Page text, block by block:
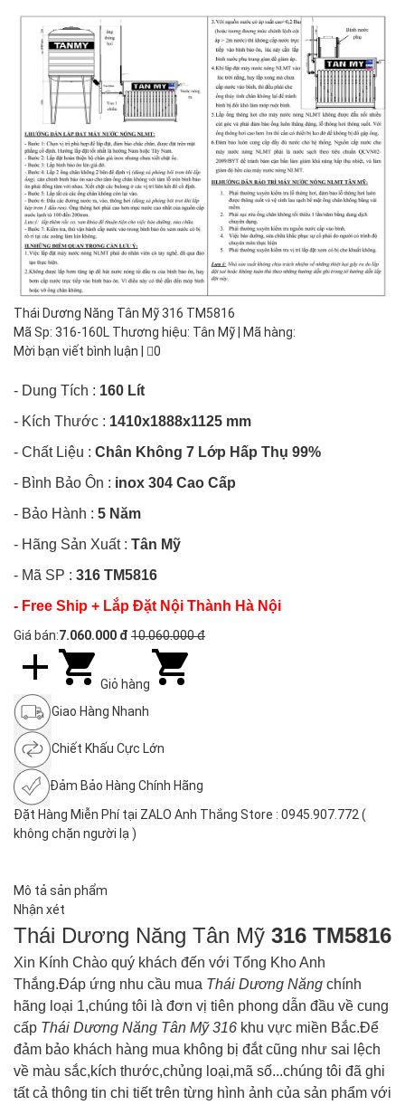
Thái Dương Năng Tân Mỹ 316 TM5816
Mã Sp: 316-160L Thương hiệu: Tân Mỹ | Mã hàng:
Mời bạn viết bình luận
0
- Dung Tích : 160 Lít
- Kích Thước : 1410x1888x1125 mm
- Chất Liệu : Chân Không 7 Lớp Hấp Thụ 99%
- Bình Bảo Ôn : inox 304 Cao Cấp
- Bảo Hành : 5 Năm
- Hãng Sản Xuất : Tân Mỹ
- Mã SP : 316 TM5816
- Free Ship + Lắp Đặt Nội Thành Hà Nội
Giá bán:7.060.000 đ 10.060.000 đ
Giỏ hàng
Giao Hàng Nhanh
Chiết Khấu Cực Lớn
Đảm Bảo Hàng Chính Hãng
Đặt Hàng Miễn Phí tại ZALO Anh Thắng Store : 0945.907.772 (
không chặn người lạ )
Mô tả sản phẩm
Nhận xét
Thái Dương Năng Tân Mỹ 316 TM5816
Xin Kính Chào quý khách đến với Tổng Kho Anh
Thắng.Đáp ứng nhu cầu mua Thái Dương Năng chính
hãng loại 1,chúng tôi là đơn vị tiên phong dẫn đầu về cung
cấp Thái Dương Năng Tân Mỹ316 khu vực miền Bắc.Để
đảm bảo khách hàng mua không bị đắt cũng như sai lệch
về màu sắc,kích thước,chủng loại,mã số...chúng tôi đã ghi
tất cả thông tin chi tiết trên từng hình ảnh của sản phẩm với